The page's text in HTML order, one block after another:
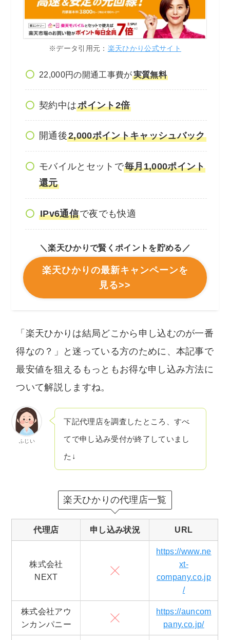
※データ引用元： 楽天ひかり公式サイト
22,000円の開通工事費が実質無料
契約中はポイント2倍
開通後2,000ポイントキャッシュバック
モバイルとセットで毎月1,000ポイント
還元
IPv6通信で夜でも快適
＼楽天ひかりで賢くポイントを貯める／
楽天ひかりの最新キャンペーンを
見る>>
「楽天ひかりは結局どこから申し込むのが一番
得なの？」と迷っている方のために、本記事で
最安値を狙えるもっともお得な申し込み方法に
ついて解説しますね。
ふじい
下記代理店を調査したところ、すべ
てで申し込み受付が終了していまし
た↓
楽天ひかりの代理店一覧
代理店 申し込み状況 URL
株式会社
NEXT
https://www.ne
xt-
company.co.jp
/
株式会社アウ
ンカンパニー
https://auncom
pany.co.jp/